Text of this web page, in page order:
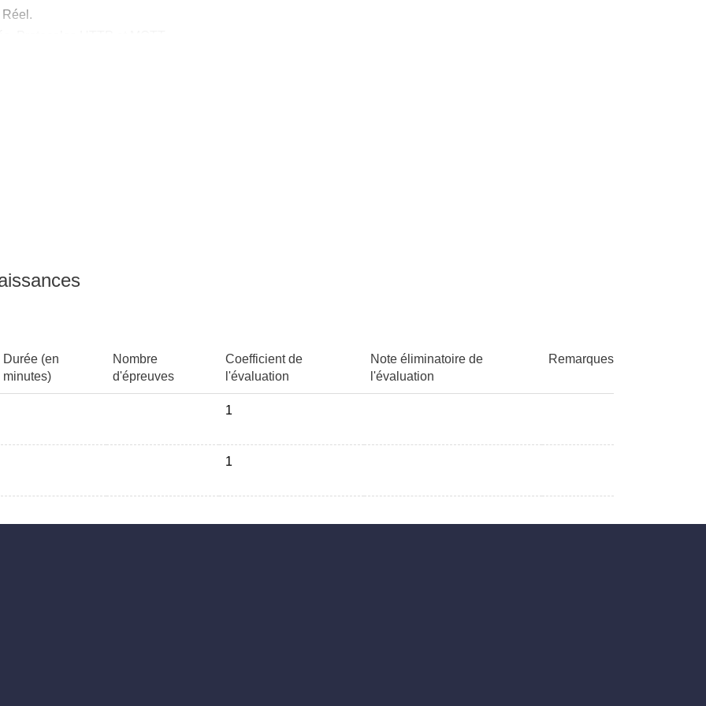
rapide sur carte Rapsberry
distance par MQTT.
Durée (en
minutes)
Nombre
d'épreuves
Coefficient de
l'évaluation
Note éliminatoire de
l'évaluation
Remarques
1
1